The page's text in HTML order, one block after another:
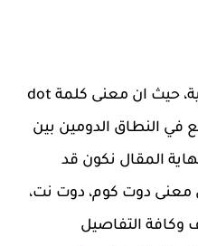
يعني ايه دوت في اللغة العربية، حيث ان معنى كلمة dot
النطاق الدومين بين
المقال نكون قد
معنى دوت كوم، دوت نت،
وكافة التفاصيل